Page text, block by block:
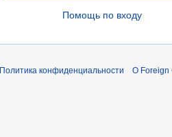
Помощь по входу
Политика конфиденциальности О Foreign